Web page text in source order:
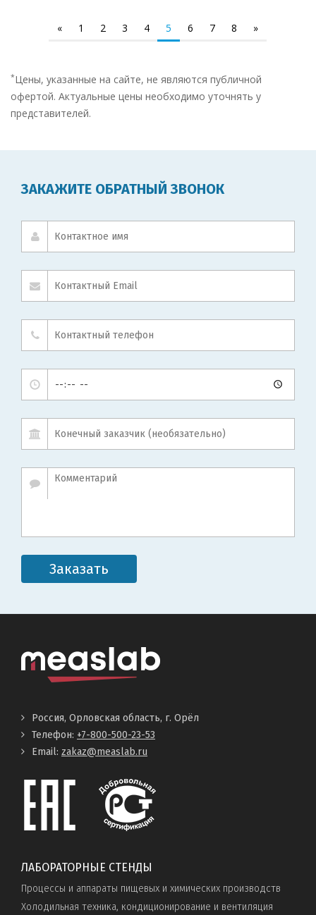
« 1 2 3 4 5 6 7 8 »
*Цены, указанные на сайте, не являются публичной
офертой. Актуальные цены необходимо уточнять у
представителей.
ЗАКАЖИТЕ ОБРАТНЫЙ ЗВОНОК
Заказать
Россия, Орловская область, г. Орёл
Телефон: +7-800-500-23-53
Email: zakaz@measlab.ru
ЛАБОРАТОРНЫЕ СТЕНДЫ
Процессы и аппараты пищевых и химических производств
Холодильная техника, кондиционирование и вентиляция